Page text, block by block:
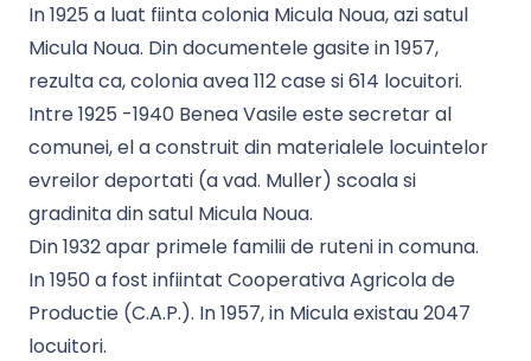
In 1925 a luat fiinta colonia Micula Noua, azi satul
Micula Noua. Din documentele gasite in 1957,
rezulta ca, colonia avea 112 case si 614 locuitori.
Intre 1925 -1940 Benea Vasile este secretar al
comunei, el a construit din materialele locuintelor
evreilor deportati (a vad. Muller) scoala si
gradinita din satul Micula Noua.
Din 1932 apar primele familii de ruteni in comuna.
In 1950 a fost infiintat Cooperativa Agricola de
Productie (C.A.P.). In 1957, in Micula existau 2047
locuitori.